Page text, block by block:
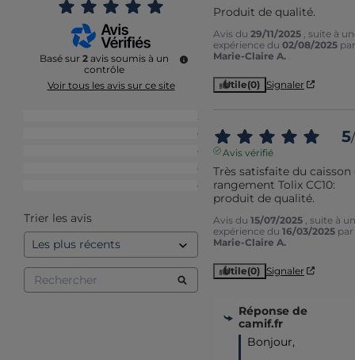
Basé sur 2 avis soumis à un
contrôle
Voir tous les avis sur ce site
2
0
0
0
0
Trier les avis
Produit de qualité.
Avis du 29/11/2025
, suite à
expérience du 02/08/2025 par
Marie-Claire A.
Utile(0) Signaler
5/
Avis vérifié
Très satisfaite du caisson
rangement Tolix CC10:
produit de qualité.
Avis du 15/07/2025
, suite à
expérience du 16/03/2025 par
Marie-Claire A.
Utile(0) Signaler
Réponse de
camif.fr
Bonjour,